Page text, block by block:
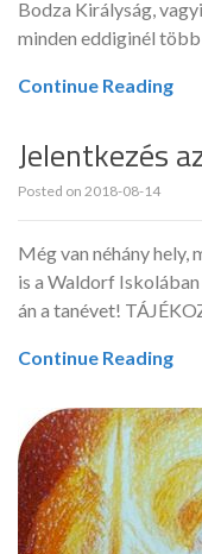
Bodza Királyság,
minden eddiginél
Continue Reading
Jelentkezés
Posted on 2018-08-14
Még van néhány hely,
is a Waldorf
án a tanévet!
Continue Reading